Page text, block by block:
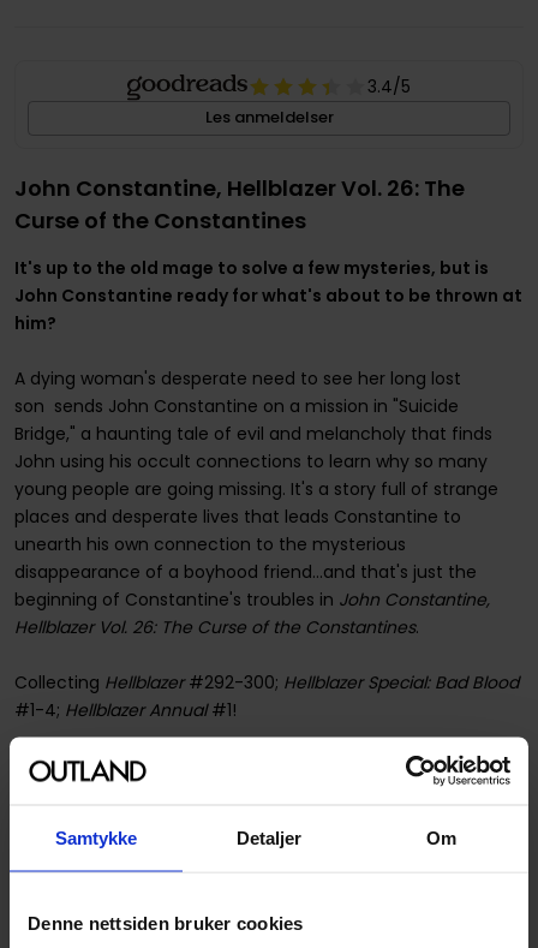
Samtykke Detaljer Om
Denne nettsiden bruker cookies
3.4/5
Les anmeldelser
John Constantine, Hellblazer Vol. 26: The
Curse of the Constantines
It's up to the old mage to solve a few mysteries, but is
John Constantine ready for what's about to be thrown at
him?
A dying woman's desperate need to see her long lost
son sends John Constantine on a mission in "Suicide
Bridge," a haunting tale of evil and melancholy that finds
John using his occult connections to learn why so many
young people are going missing. It's a story full of strange
places and desperate lives that leads Constantine to
unearth his own connection to the mysterious
disappearance of a boyhood friend...and that's just the
beginning of Constantine's troubles in John Constantine,
Hellblazer Vol. 26: The Curse of the Constantines.
Collecting Hellblazer#292-300; Hellblazer Special: Bad Blood
#1-4; Hellblazer Annual#1!
Spesifikasjoner
SKU
9781779514981
Format
Paperback